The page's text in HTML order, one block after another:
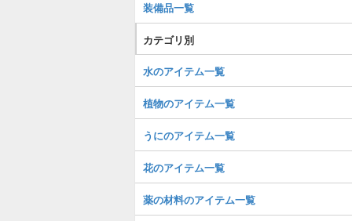
装備品一覧
カテゴリ別
水のアイテム一覧
植物のアイテム一覧
うにのアイテム一覧
花のアイテム一覧
薬の材料のアイテム一覧